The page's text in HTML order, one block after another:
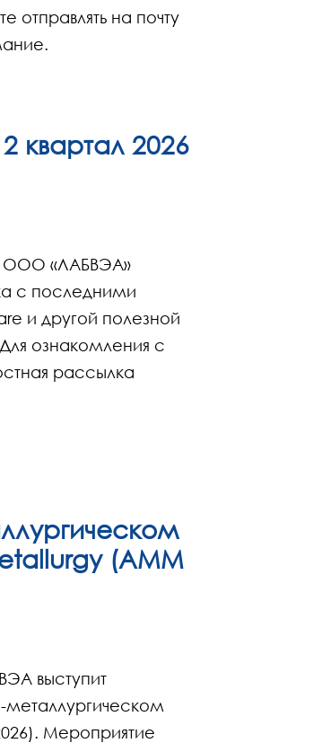
отправлять на почту
квартал 2026
ООО «ЛАБВЭА»
с последними
и другой полезной
ознакомления с
рассылка
(AMM
выступит
Мероприятие